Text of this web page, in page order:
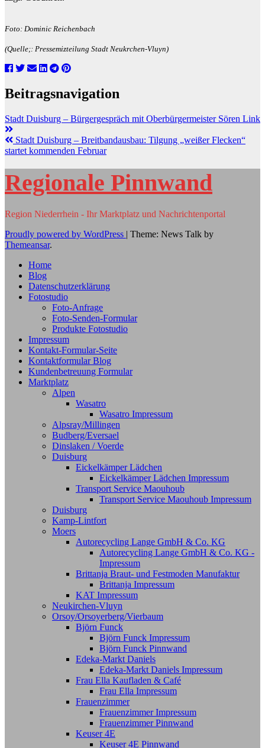
Foto: Dominic Reichenbach
(Quelle;: Pressemizteilung Stadt Neukrchen-Vluyn)
Beitragsnavigation
Stadt Duisburg – Bürgergespräch mit Oberbürgermeister Sören Link
Stadt Duisburg – Breitbandausbau: Tilgung „weißer Flecken“
startet kommenden Februar
Regionale Pinnwand
Region Niederrhein - Ihr Marktplatz und Nachrichtenportal
Proudly powered by WordPress | Theme: News Talk by
Themeansar.
Home
Blog
Datenschutzerklärung
Fotostudio
Foto-Anfrage
Foto-Senden-Formular
Produkte Fotostudio
Impressum
Kontakt-Formular-Seite
Kontaktformular Blog
Kundenbetreuung Formular
Marktplatz
Alpen
Wasatro
Wasatro Impressum
Alpsray/Millingen
Budberg/Eversael
Dinslaken / Voerde
Duisburg
Eickelkämper Lädchen
Eickelkämper Lädchen Impressum
Transport Service Maouhoub
Transport Service Maouhoub Impressum
Duisburg
Kamp-Lintfort
Moers
Autorecycling Lange GmbH & Co. KG
Autorecycling Lange GmbH & Co. KG -
Impressum
Brittanja Braut- und Festmoden Manufaktur
Brittanja Impressum
KAT Impressum
Neukirchen-Vluyn
Orsoy/Orsoyerberg/Vierbaum
Björn Funck
Björn Funck Impressum
Björn Funck Pinnwand
Edeka-Markt Daniels
Edeka-Markt Daniels Impressum
Frau Ella Kaufladen & Café
Frau Ella Impressum
Frauenzimmer
Frauenzimmer Impressum
Frauenzimmer Pinnwand
Keuser 4E
Keuser 4E Pinnwand